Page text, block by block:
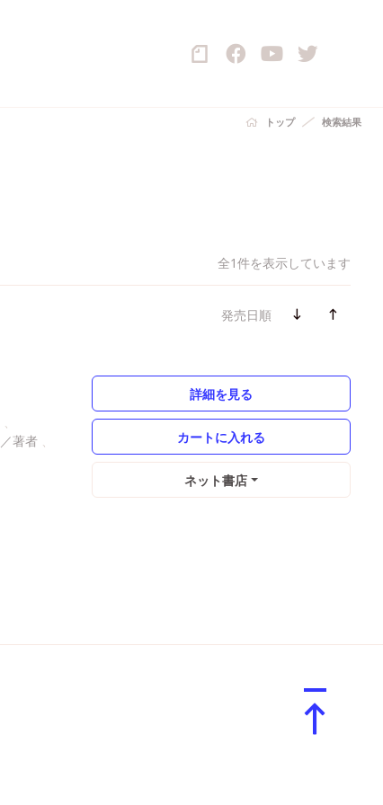
トップ 検索結果
全1件を表示しています
発売日順
詳細を見る
ネット書店